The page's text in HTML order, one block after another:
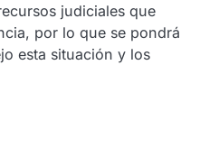
judiciales que
por lo que se pondrá
esta situación y los